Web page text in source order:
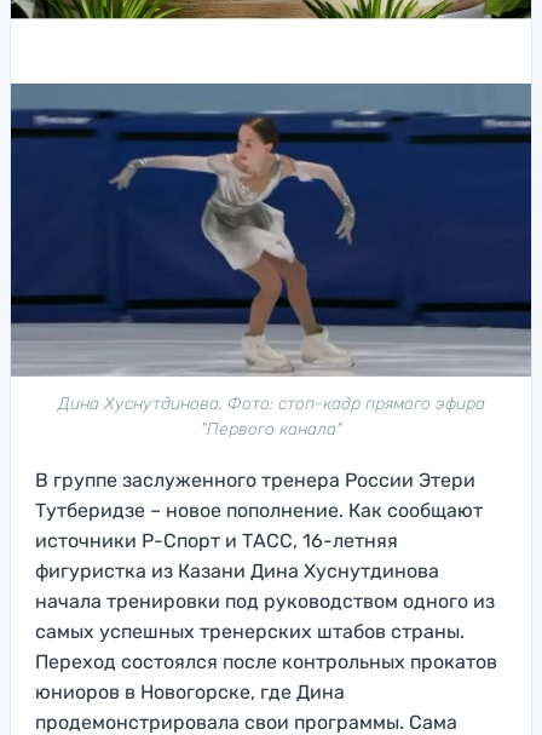
Дина Хуснутдинова. Фото: стоп-кадр прямого эфира
"Первого канала"
В группе заслуженного тренера России Этери
Тутберидзе – новое пополнение. Как сообщают
источники Р-Спорт и ТАСС, 16-летняя
фигуристка из Казани Дина Хуснутдинова
начала тренировки под руководством одного из
самых успешных тренерских штабов страны.
Переход состоялся после контрольных прокатов
юниоров в Новогорске, где Дина
продемонстрировала свои программы. Сама